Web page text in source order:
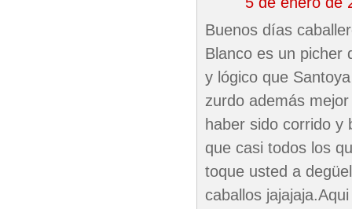
Buenos días
Blanco es un picher
y lógico que
zurdo además
haber sido corrido y
que casi todos los
toque usted a
caballos